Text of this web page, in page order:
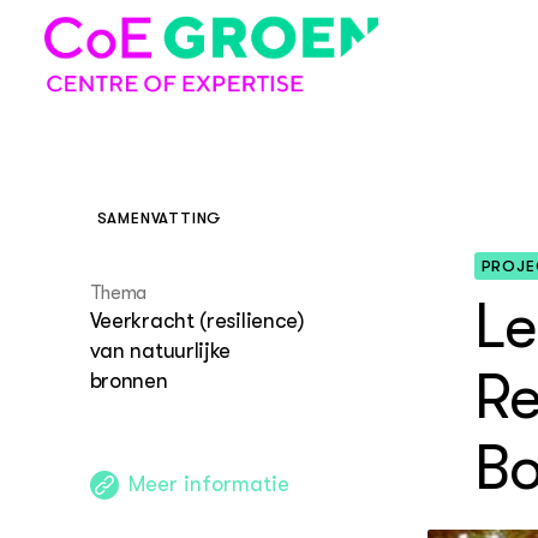
Over
Over
Visie
Strategie
Projecten Alle
Expertiseclusters
Over
Thema's
Over
De
SAMENVATTING
Thema
Veerkracht (resilience)
van natuurlijke
bronnen
Meer informatie